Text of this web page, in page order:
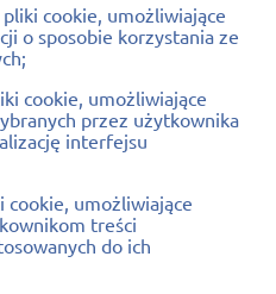
cookie, umożliwiające
o sposobie korzystania ze
cookie, umożliwiające
przez użytkownika
interfejsu
cookie, umożliwiające
treści
do ich